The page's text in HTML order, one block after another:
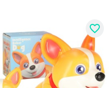
favorite_border